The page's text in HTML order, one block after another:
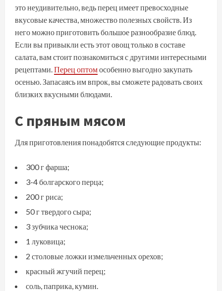
это неудивительно, ведь перец имеет превосходные
вкусовые качества, множество полезных свойств. Из
него можно приготовить большое разнообразие блюд.
Если вы привыкли есть этот овощ только в составе
салата, вам стоит познакомиться с другими интересными
рецептами.Перец оптомособенно выгодно закупать
осенью. Запасаясь им впрок, вы сможете радовать своих
близких вкусными блюдами.
С пряным мясом
Для приготовления понадобятся следующие продукты:
300 г фарша;
3-4 болгарского перца;
200 г риса;
50 г твердого сыра;
3 зубчика чеснока;
1 луковица;
2 столовые ложки измельченных орехов;
красный жгучий перец;
соль, паприка, кумин.